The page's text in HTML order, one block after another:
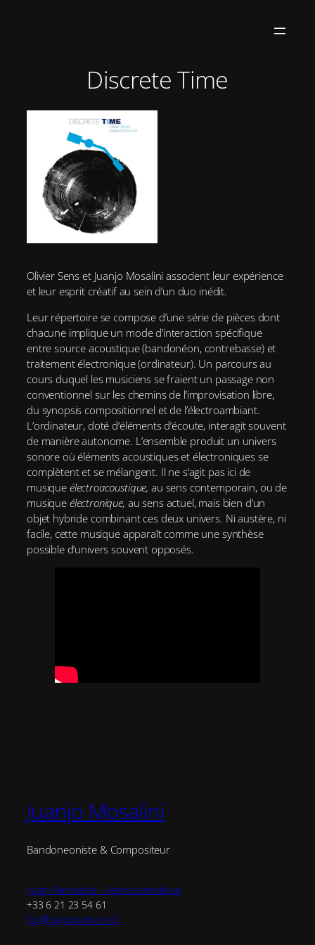
Discrete Time
Olivier Sens et Juanjo Mosalini associent leur expérience
et leur esprit créatif au sein d’un duo inédit.
Leur répertoire se compose d’une série de pièces dont
chacune implique un mode d’interaction spécifique
entre source acoustique (bandonéon, contrebasse) et
traitement électronique (ordinateur). Un parcours au
cours duquel les musiciens se fraient un passage non
conventionnel sur les chemins de l’improvisation libre,
du synopsis compositionnel et de l’électroambiant.
L’ordinateur, doté d’éléments d’écoute, interagit souvent
de manière autonome. L’ensemble produit un univers
sonore où éléments acoustiques et électroniques se
complètent et se mélangent. Il ne s’agit pas ici de
musique électroacoustique, au sens contemporain, ou de
musique électronique, au sens actuel, mais bien d’un
objet hybride combinant ces deux univers. Ni austère, ni
facile, cette musique apparaît comme une synthèse
possible d’univers souvent opposés.
Juanjo Mosalini
Bandoneoniste & Compositeur
Hugo Panonacle – Agence artistique
+33 6 21 23 54 61
hp@hugopanonacle.fr